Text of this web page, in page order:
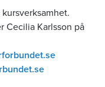
Cecilia Karlsson på